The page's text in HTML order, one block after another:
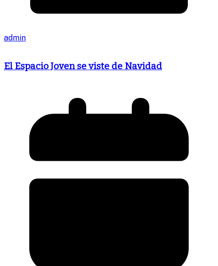
admin
El Espacio Joven se viste de Navidad